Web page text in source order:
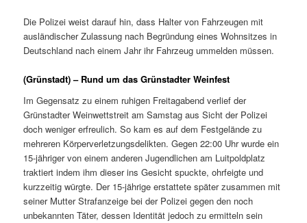
Die Polizei weist darauf hin, dass Halter von Fahrzeugen mit
ausländischer Zulassung nach Begründung eines Wohnsitzes in
Deutschland nach einem Jahr ihr Fahrzeug ummelden müssen.
(Grünstadt) – Rund um das Grünstadter Weinfest
Im Gegensatz zu einem ruhigen Freitagabend verlief der
Grünstadter Weinwettstreit am Samstag aus Sicht der Polizei
doch weniger erfreulich. So kam es auf dem Festgelände zu
mehreren Körperverletzungsdelikten. Gegen 22:00 Uhr wurde ein
15-jähriger von einem anderen Jugendlichen am Luitpoldplatz
traktiert indem ihm dieser ins Gesicht spuckte, ohrfeigte und
kurzzeitig würgte. Der 15-jährige erstattete später zusammen mit
seiner Mutter Strafanzeige bei der Polizei gegen den noch
unbekannten Täter, dessen Identität jedoch zu ermitteln sein